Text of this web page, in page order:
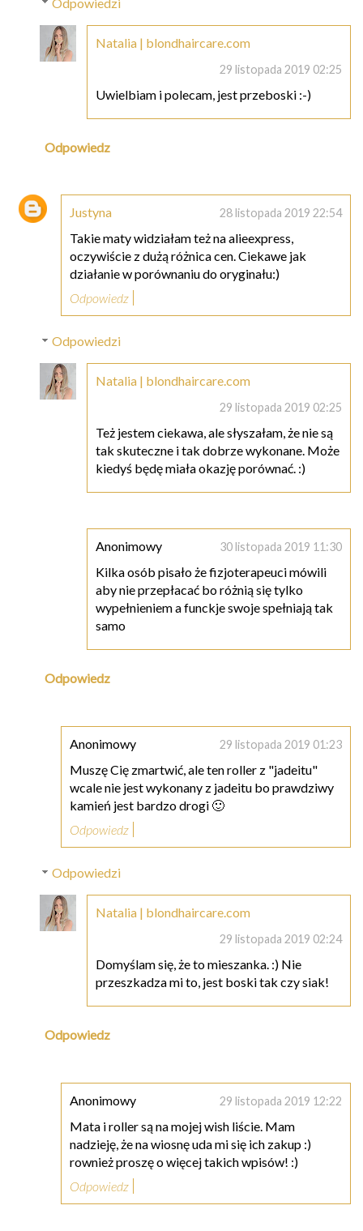
Natalia | blondhaircare.com
29 listopada 2019 02:25
Uwielbiam i polecam, jest przeboski :-)
Odpowiedz
Justyna 28 listopada 2019 22:54
Takie maty widziałam też na alieexpress,
oczywiście z dużą różnica cen. Ciekawe jak
działanie w porównaniu do oryginału:)
Odpowiedz
Odpowiedzi
Natalia | blondhaircare.com
29 listopada 2019 02:25
Też jestem ciekawa, ale słyszałam, że nie są
tak skuteczne i tak dobrze wykonane. Może
kiedyś będę miała okazję porównać. :)
Anonimowy 30 listopada 2019 11:30
Kilka osób pisało że fizjoterapeuci mówili
aby nie przepłacać bo różnią się tylko
wypełnieniem a funckje swoje spełniają tak
samo
Odpowiedz
Anonimowy 29 listopada 2019 01:23
Muszę Cię zmartwić, ale ten roller z "jadeitu"
wcale nie jest wykonany z jadeitu bo prawdziwy
kamień jest bardzo drogi 🙂
Odpowiedz
Odpowiedzi
Natalia | blondhaircare.com
29 listopada 2019 02:24
Domyślam się, że to mieszanka. :) Nie
przeszkadza mi to, jest boski tak czy siak!
Odpowiedz
Anonimowy 29 listopada 2019 12:22
Mata i roller są na mojej wish liście. Mam
nadzieję, że na wiosnę uda mi się ich zakup :)
rownież proszę o więcej takich wpisów! :)
Odpowiedz